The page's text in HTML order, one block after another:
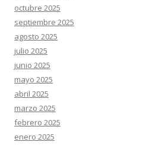
octubre 2025
septiembre 2025
agosto 2025
julio 2025
junio 2025
mayo 2025
abril 2025
marzo 2025
febrero 2025
enero 2025